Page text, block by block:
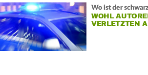
Wo ist der
WOHL
VERLETZTEN